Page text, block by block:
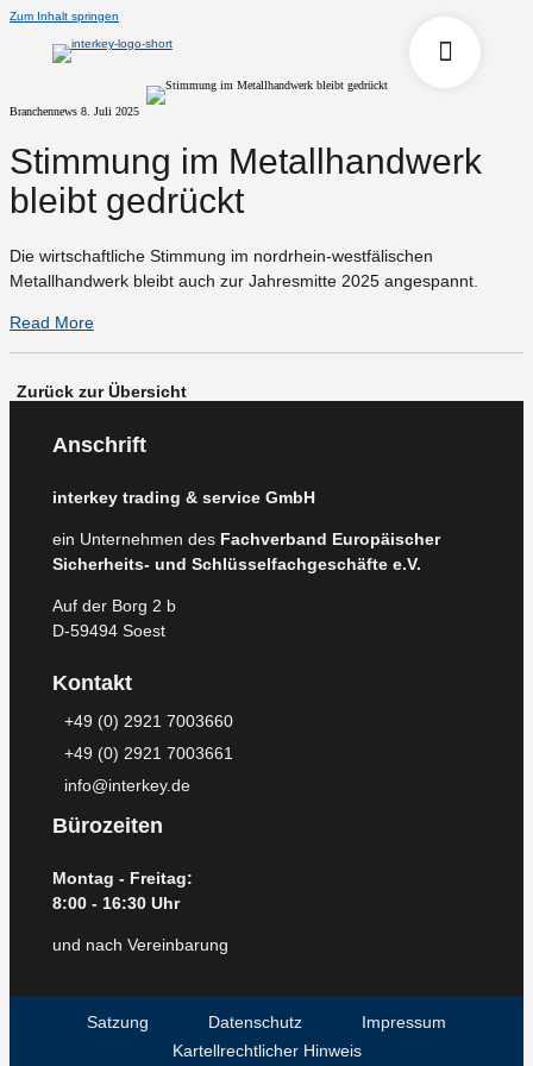
Zum Inhalt springen
Branchennews 8. Juli 2025
Stimmung im Metallhandwerk
bleibt gedrückt
Die wirtschaftliche Stimmung im nordrhein-westfälischen
Metallhandwerk bleibt auch zur Jahresmitte 2025 angespannt.
Read More
Zurück zur Übersicht
Anschrift
interkey trading & service GmbH
ein Unternehmen des Fachverband Europäischer
Sicherheits- und Schlüsselfachgeschäfte e.V.
Auf der Borg 2 b
D-59494 Soest
Kontakt
+49 (0) 2921 7003660
+49 (0) 2921 7003661
info@interkey.de
Bürozeiten
Montag - Freitag:
8:00 - 16:30 Uhr
und nach Vereinbarung
Satzung Datenschutz
Impressum
Kartellrechtlicher Hinweis